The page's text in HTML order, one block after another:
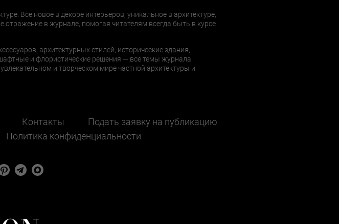
Все новое в декоре интерьеров, уникальное в архитектуре,
отражение в журнале, помогая читателям всегда быть в курсе
архитектурных стилей, исторические здания,
и флористические решения — все темы журнала
и творческом мире частной архитектуры и
Контакты
Подать заявку на публикацию
Политика конфиденциальности